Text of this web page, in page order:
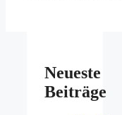
Neueste
Beiträge